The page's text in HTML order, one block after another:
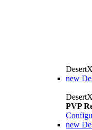
DesertX
new
DesertX
PVP
new